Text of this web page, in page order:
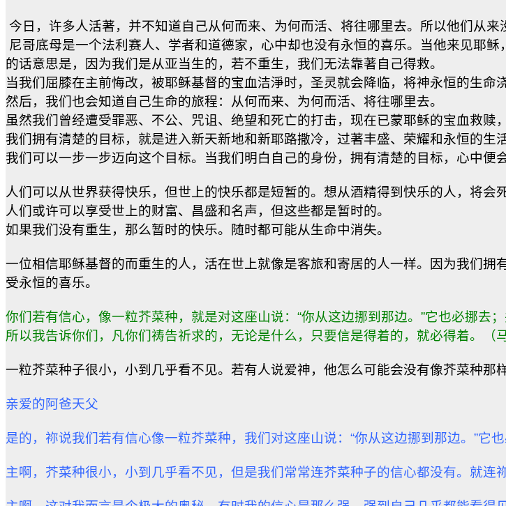
今日，许多人活著，并不知道自己从何而来、为何而活、将往哪里去。所以他们从来
尼哥底母是一个法利赛人、学者和道德家，心中却也没有永恒的喜乐。当他来见耶
的话意思是，因为我们是从亚当生的，若不重生，我们无法靠著自己得救。
当我们屈膝在主前悔改，被耶稣基督的宝血洁淨时，圣灵就会降临，将神永恒的生命
然后，我们也会知道自己生命的旅程：从何而来、为何而活、将往哪里去。
虽然我们曾经遭受罪恶、不公、咒诅、绝望和死亡的打击，现在已蒙耶稣的宝血救赎
我们拥有清楚的目标，就是进入新天新地和新耶路撒冷，过著丰盛、荣耀和永恒的生活
我们可以一步一步迈向这个目标。当我们明白自己的身份，拥有清楚的目标，心中便
人们可以从世界获得快乐，但世上的快乐都是短暂的。想从酒精得到快乐的人，将会
人们或许可以享受世上的财富、昌盛和名声，但这些都是暂时的。
如果我们没有重生，那么暂时的快乐。随时都可能从生命中消失。
一位相信耶稣基督的而重生的人，活在世上就像是客旅和寄居的人一样。因为我们
受永恒的喜乐。
你们若有信心，像一粒芥菜种，就是对这座山说：“你从这边挪到那边。”它也必挪去
所以我告诉你们，凡你们祷告祈求的，无论是什么，只要信是得着的，就必得着。（
一粒芥菜种子很小，小到几乎看不见。若有人说爱神，他怎么可能会没有像芥菜种那
亲爱的阿爸天父
是的，祢说我们若有信心像一粒芥菜种，我们对这座山说：“你从这边挪到那边。”它
主啊，芥菜种很小，小到几乎看不见，但是我们常常连芥菜种子的信心都没有。就连